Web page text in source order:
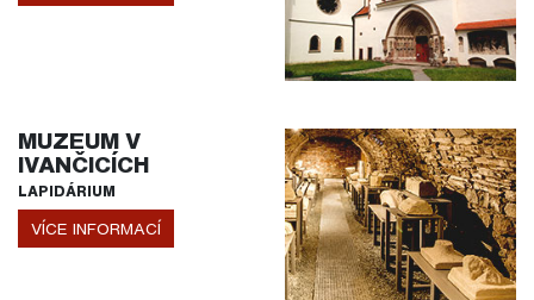
MUZEUM V
IVANČICÍCH
LAPIDÁRIUM
VÍCE INFORMACÍ